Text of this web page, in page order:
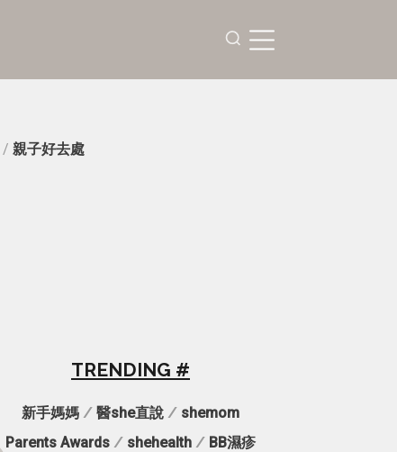
/ 親子好去處
TRENDING #
新手媽媽 / 醫she直說 / shemom
Parents Awards / shehealth / BB濕疹